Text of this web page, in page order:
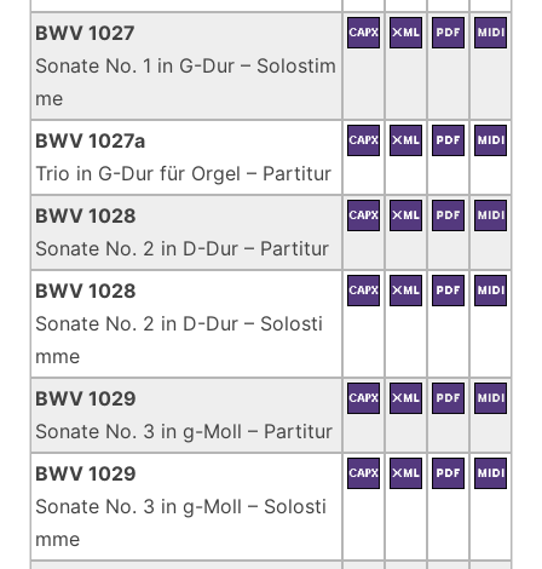
BWV 1027
Sonate No. 1 in G-Dur – Solostim
me
BWV 1027a
Trio in G-Dur für Orgel – Partitur
BWV 1028
Sonate No. 2 in D-Dur – Partitur
BWV 1028
Sonate No. 2 in D-Dur – Solosti
mme
BWV 1029
Sonate No. 3 in g-Moll – Partitur
BWV 1029
Sonate No. 3 in g-Moll – Solosti
mme